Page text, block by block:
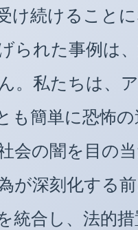
け続けることに
られた事例は
。私たちは、
も簡単に恐怖
会の闇を目の当
深刻化する前
統合し、法的措